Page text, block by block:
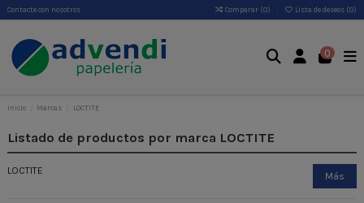
Contacte con nosotros Comparar (0) Lista de deseos (0)
0
Inicio Marcas LOCTITE
Listado de productos por marca LOCTITE
LOCTITE Más